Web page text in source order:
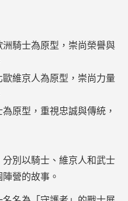
洲騎士為原型，崇尚榮譽與
歐維京人為原型，崇尚力量
為原型，重視忠誠與傳統，
別以騎士、維京人和武士
營的故事。